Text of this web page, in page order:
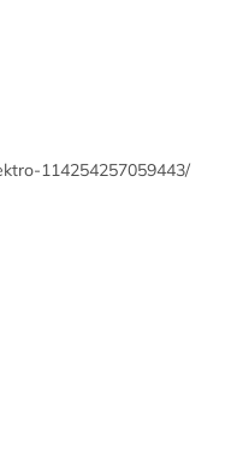
114254257059443/